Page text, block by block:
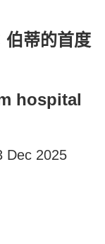
伯蒂的首度
hospital
Dec 2025